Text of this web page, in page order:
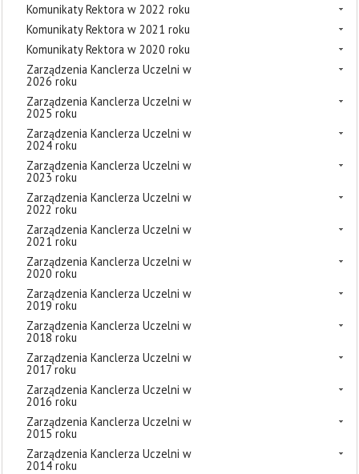
Komunikaty Rektora w 2022 roku
Komunikaty Rektora w 2021 roku
Komunikaty Rektora w 2020 roku
Zarządzenia Kanclerza Uczelni w
2026 roku
Zarządzenia Kanclerza Uczelni w
2025 roku
Zarządzenia Kanclerza Uczelni w
2024 roku
Zarządzenia Kanclerza Uczelni w
2023 roku
Zarządzenia Kanclerza Uczelni w
2022 roku
Zarządzenia Kanclerza Uczelni w
2021 roku
Zarządzenia Kanclerza Uczelni w
2020 roku
Zarządzenia Kanclerza Uczelni w
2019 roku
Zarządzenia Kanclerza Uczelni w
2018 roku
Zarządzenia Kanclerza Uczelni w
2017 roku
Zarządzenia Kanclerza Uczelni w
2016 roku
Zarządzenia Kanclerza Uczelni w
2015 roku
Zarządzenia Kanclerza Uczelni w
2014 roku